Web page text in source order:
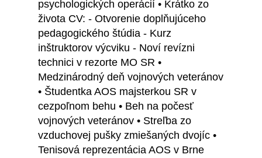
psychologických operácií • Krátko zo
života CV: - Otvorenie doplňujúceho
pedagogického štúdia - Kurz
inštruktorov výcviku - Noví revízni
technici v rezorte MO SR •
Medzinárodný deň vojnových veteránov
• Študentka AOS majsterkou SR v
cezpoľnom behu • Beh na počesť
vojnových veteránov • Streľba zo
vzduchovej pušky zmiešaných dvojíc •
Tenisová reprezentácia AOS v Brne